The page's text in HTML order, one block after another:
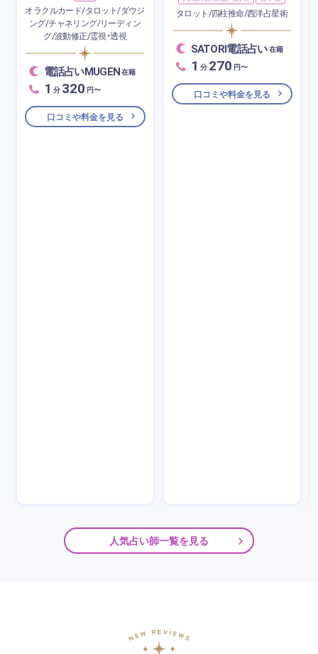
オラクルカード/タロット/ダウジ
ング/チャネリング/リーディン
グ/波動修正/霊視・透視
電話占いMUGEN在籍
1 分 320 円〜
口コミや料金を見る
タロット/四柱推命/西洋占星術
SATORI電話占い在籍
1 分 270 円〜
口コミや料金を見る
人気占い師一覧を見る